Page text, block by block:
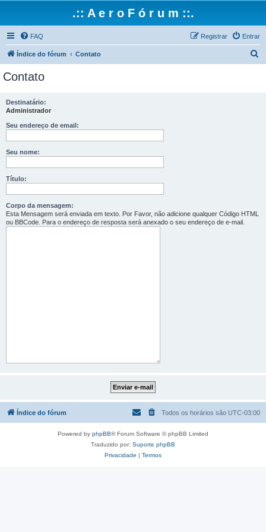
.:: A e r o F ó r u m ::.
FAQ Entrar
Registrar
Índice do fórum Contato
Contato
Destinatário:
Administrador
Seu endereço de email:
Seu nome:
Título:
Corpo da mensagem:
Esta Mensagem será enviada em texto. Por Favor, não adicione qualquer Código HTML
ou BBCode. Para o endereço de resposta será anexado o seu endereço de e-mail.
Índice do fórum Todos os horários são UTC-03:00
Powered by phpBB® Forum Software © phpBB Limited
Traduzido por: Suporte phpBB
Privacidade | Termos